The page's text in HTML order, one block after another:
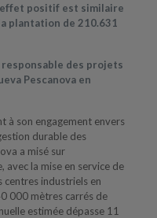
positif est similaire
plantation de 210.631
responsable des projets
Pescanova en
à son engagement envers
durable des
a misé sur
la mise en service de
industriels en
000 mètres carrés de
estimée dépasse 11